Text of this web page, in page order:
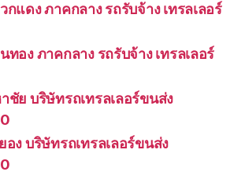
แดง ภาคกลาง รถรับจ้าง เทรลเลอร์
อง ภาคกลาง รถรับจ้าง เทรลเลอร์
ชัย บริษัทรถเทรลเลอร์ขนส่ง
ง บริษัทรถเทรลเลอร์ขนส่ง